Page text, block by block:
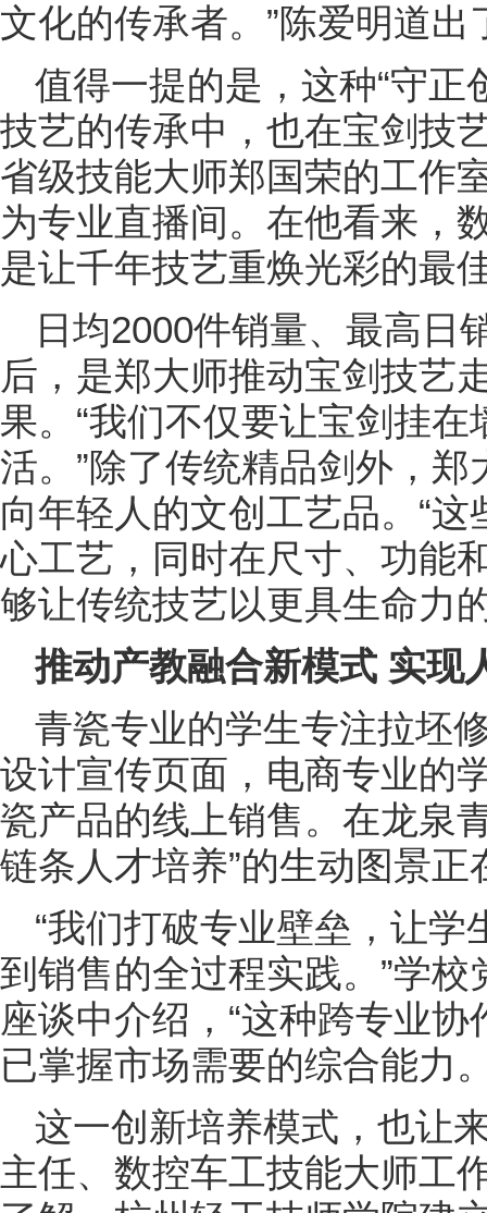
文化的传承者。”陈爱明道
值得一提的是，这种“守正
技艺的传承中，也在宝剑技
省级技能大师郑国荣的工作
为专业直播间。在他看来，
是让千年技艺重焕光彩的最
日均2000件销量、最高
后，是郑大师推动宝剑技艺
果。“我们不仅要让宝剑挂
活。”除了传统精品剑外，
向年轻人的文创工艺品。“
心工艺，同时在尺寸、功能
够让传统技艺以更具生命力
推动产教融合新模式 实现
青瓷专业的学生专注拉坯
设计宣传页面，电商专业的
瓷产品的线上销售。在龙泉
链条人才培养”的生动图景正
“我们打破专业壁垒，让
到销售的全过程实践。”学
座谈中介绍，“这种跨专业
已掌握市场需要的综合能力
这一创新培养模式，也让
主任、数控车工技能大师工